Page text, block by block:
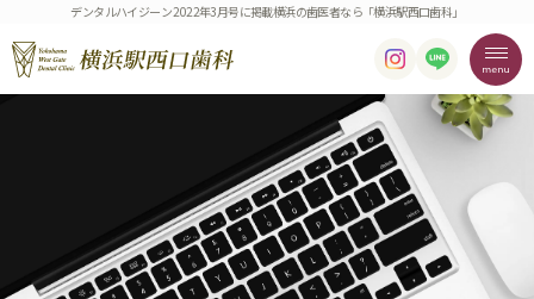
デンタルハイジーン 2022年3月号に掲載横浜の歯医者なら「横浜駅西口歯科」